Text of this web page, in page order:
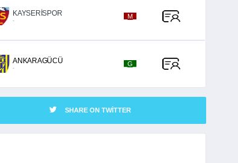
KAYSERİSPOR
-
_M_
ANKARAGÜCÜ
-
_G_
SHARE ON TWITTER